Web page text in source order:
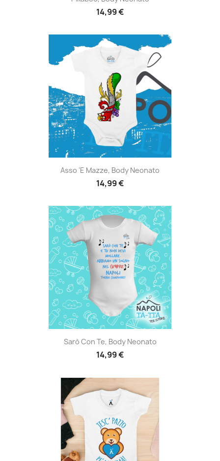
14,99 €
Asso 'e Mazze, Body Neonato
14,99 €
Sarò Con Te, Body Neonato
14,99 €